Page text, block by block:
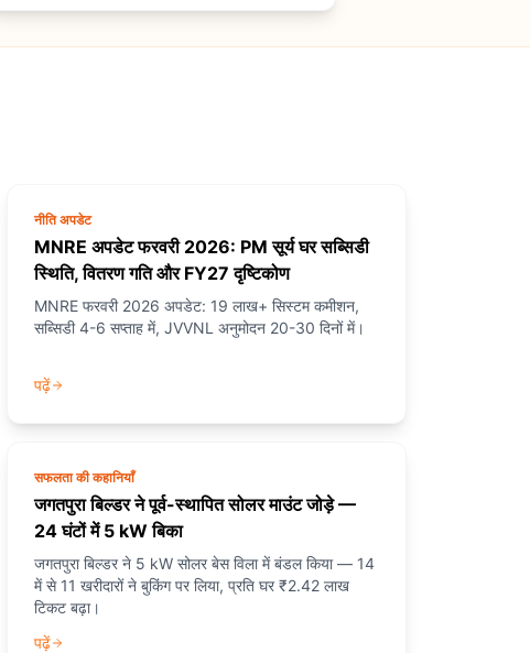
नीति अपडेट
MNRE अपडेट फरवरी 2026: PM सूर्य घर सब्सिडी
स्थिति, वितरण गति और FY27 दृष्टिकोण
MNRE फरवरी 2026 अपडेट: 19 लाख+ सिस्टम कमीशन,
सब्सिडी 4-6 सप्ताह में, JVVNL अनुमोदन 20-30 दिनों में।
पढ़ें
सफलता की कहानियाँ
जगतपुरा बिल्डर ने पूर्व-स्थापित सोलर माउंट जोड़े —
24 घंटों में 5 kW बिका
जगतपुरा बिल्डर ने 5 kW सोलर बेस विला में बंडल किया — 14
में से 11 खरीदारों ने बुकिंग पर लिया, प्रति घर ₹2.42 लाख
टिकट बढ़ा।
पढ़ें